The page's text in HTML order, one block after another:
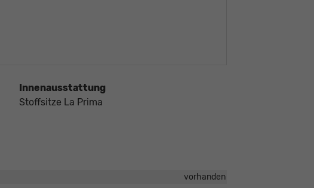
Innenausstattung
Stoffsitze La Prima
vorhanden